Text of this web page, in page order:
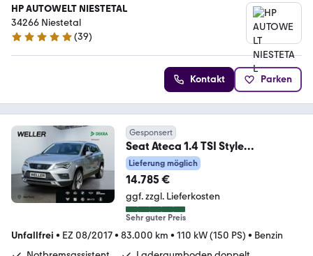
HP AUTOWELT NIESTETAL
34266 Niestetal
5 Sterne
(39)
Kontakt Parken
Gesponsert
Seat Ateca 1.4 TSI Style
*LED*AHK*SHZ*PDC hi*Bluetoot
Lieferung möglich
14.785 €
ggf. zzgl. Lieferkosten
Sehr guter Preis
Unfallfrei • EZ 08/2017• 83.000 km • 110 kW (150 PS) • Benzin